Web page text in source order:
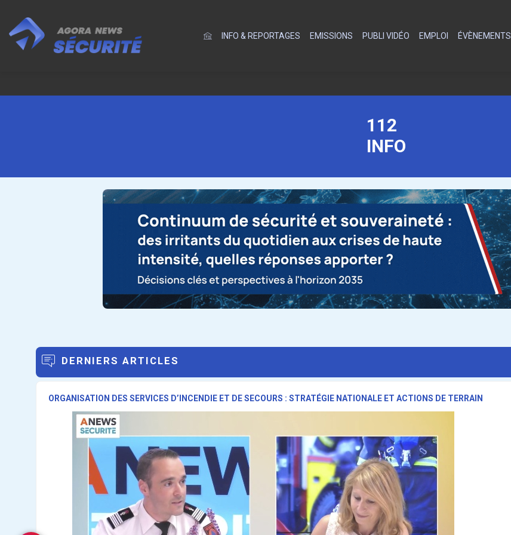
INFO & REPORTAGES EMISSIONS PUBLI VIDÉO EMPLOI ÉVÈNEMENTS
112
INFO
DERNIERS ARTICLES
ORGANISATION DES SERVICES D’INCENDIE ET DE SECOURS : STRATÉGIE NATIONALE ET ACTIONS DE TERRAIN